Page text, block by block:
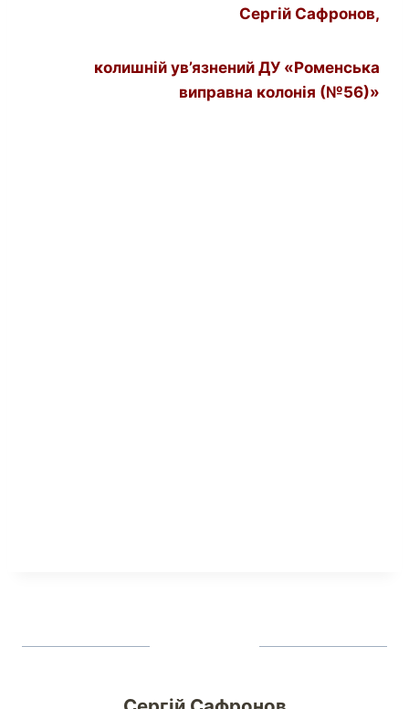
Сергій Сафронов,
колишній ув’язнений ДУ «Роменська
виправна колонія (№56)»